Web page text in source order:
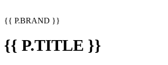
{{ P.BRAND }}
{{ P.TITLE }}